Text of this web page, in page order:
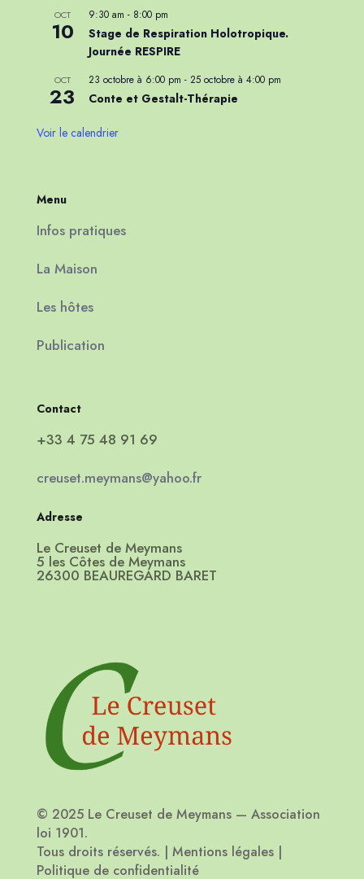
OCT
10
9:30 am - 8:00 pm
Stage de Respiration Holotropique.
Journée RESPIRE
OCT
23
23 octobre à 6:00 pm - 25 octobre à 4:00 pm
Conte et Gestalt-Thérapie
Voir le calendrier
Menu
Infos pratiques
La Maison
Les hôtes
Publication
Contact
+33 4 75 48 91 69
creuset.meymans@yahoo.fr
Adresse
Le Creuset de Meymans
5 les Côtes de Meymans
26300 BEAUREGARD BARET
© 2025 Le Creuset de Meymans — Association
loi 1901.
Tous droits réservés. | Mentions légales |
Politique de confidentialité